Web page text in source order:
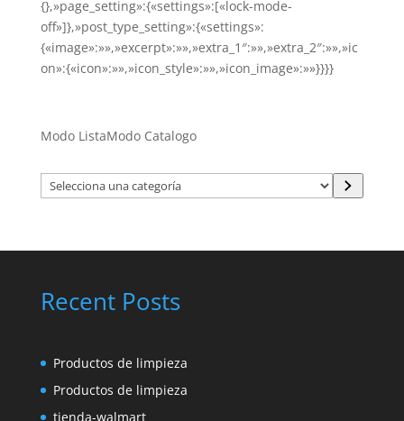
{},»page_setting»:{«settings»:[«lock-mode-
off»]},»post_type_setting»:{«settings»:
{«image»:»»,»excerpt»:»»,»extra_1″:»»,»extra_2″:»»,»ic
on»:{«icon»:»»,»icon_style»:»»,»icon_image»:»»}}}}
Modo ListaModo Catalogo
Selecciona
una
Recent Posts
Productos de limpieza
Productos de limpieza
tienda-walmart